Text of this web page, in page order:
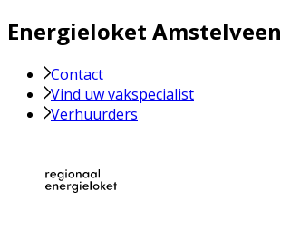
Energieloket Amstelveen
Contact
Vind uw vakspecialist
Verhuurders